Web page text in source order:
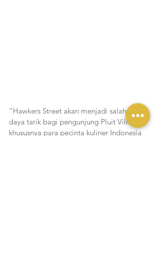
“Hawkers Street akan menjadi salah satu
daya tarik bagi pengunjung Pluit Village
khususnya para pecinta kuliner Indonesia